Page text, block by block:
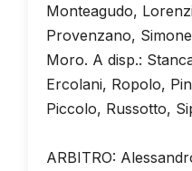
Monteagudo,
Provenzano,
Moro. A disp.:
Ercolani, Ropolo,
Piccolo, Russotto,
ARBITRO: